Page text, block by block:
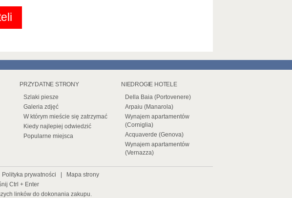
PRZYDATNE STRONY
Szlaki piesze
Galeria zdjęć
W którym mieście się zatrzymać
Kiedy najlepiej odwiedzić
Popularne miejsca
NIEDROGIE HOTELE
Della Baia (Portovenere)
Arpaiu (Manarola)
Wynajem apartamentów
(Corniglia)
Acquaverde (Genova)
Wynajem apartamentów
(Vernazza)
Polityka prywatności
Mapa strony
Ctrl + Enter
linków do dokonania zakupu.